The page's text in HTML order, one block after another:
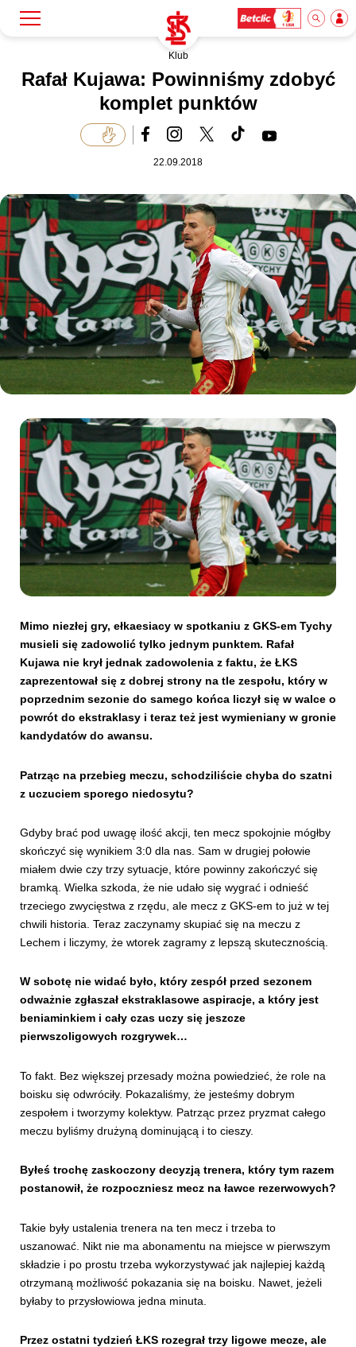
Klub
Akademia
Biznes
Dla mediów
Kibice
KUP BILET
Klub
Rafał Kujawa: Powinniśmy zdobyć
komplet punktów
22.09.2018
Mimo niezłej gry, ełkaesiacy w spotkaniu z GKS-em Tychy
musieli się zadowolić tylko jednym punktem. Rafał
Kujawa nie krył jednak zadowolenia z faktu, że ŁKS
zaprezentował się z dobrej strony na tle zespołu, który w
poprzednim sezonie do samego końca liczył się w walce o
powrót do ekstraklasy i teraz też jest wymieniany w gronie
kandydatów do awansu.
Patrząc na przebieg meczu, schodziliście chyba do szatni
z uczuciem sporego niedosytu?
Gdyby brać pod uwagę ilość akcji, ten mecz spokojnie mógłby
skończyć się wynikiem 3:0 dla nas. Sam w drugiej połowie
miałem dwie czy trzy sytuacje, które powinny zakończyć się
bramką. Wielka szkoda, że nie udało się wygrać i odnieść
trzeciego zwycięstwa z rzędu, ale mecz z GKS-em to już w tej
chwili historia. Teraz zaczynamy skupiać się na meczu z
Lechem i liczymy, że wtorek zagramy z lepszą skutecznością.
W sobotę nie widać było, który zespół przed sezonem
odważnie zgłaszał ekstraklasowe aspiracje, a który jest
beniaminkiem i cały czas uczy się jeszcze
pierwszoligowych rozgrywek…
To fakt. Bez większej przesady można powiedzieć, że role na
boisku się odwróciły. Pokazaliśmy, że jesteśmy dobrym
zespołem i tworzymy kolektyw. Patrząc przez pryzmat całego
meczu byliśmy drużyną dominującą i to cieszy.
Byłeś trochę zaskoczony decyzją trenera, który tym razem
postanowił, że rozpoczniesz mecz na ławce rezerwowych?
Takie były ustalenia trenera na ten mecz i trzeba to
uszanować. Nikt nie ma abonamentu na miejsce w pierwszym
składzie i po prostu trzeba wykorzystywać jak najlepiej każdą
otrzymaną możliwość pokazania się na boisku. Nawet, jeżeli
byłaby to przysłowiowa jedna minuta.
Przez ostatni tydzień ŁKS rozegrał trzy ligowe mecze, ale